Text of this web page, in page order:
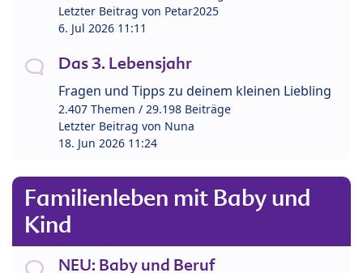
Letzter Beitrag von Petar2025
6. Jul 2026 11:11
Das 3. Lebensjahr
Fragen und Tipps zu deinem kleinen Liebling
2.407 Themen / 29.198 Beiträge
Letzter Beitrag von Nuna
18. Jun 2026 11:24
Familienleben mit Baby und
Kind
NEU: Baby und Beruf